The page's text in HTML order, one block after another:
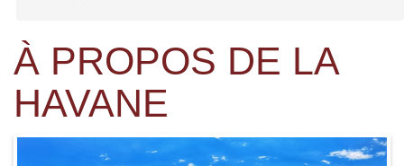
À PROPOS DE LA
HAVANE